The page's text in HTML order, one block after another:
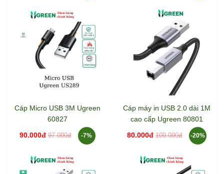
Cáp Micro USB 3M Ugreen
60827
90.000đ 97.000đ -7%
Cáp máy in USB 2.0 dài 1M
cao cấp Ugreen 80801
80.000đ 100.000đ -20%